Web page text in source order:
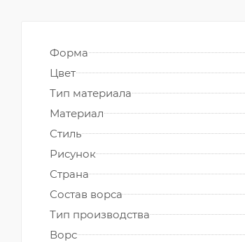
Форма
Цвет
Тип материала
Материал
Стиль
Рисунок
Страна
Состав ворса
Тип производства
Ворс